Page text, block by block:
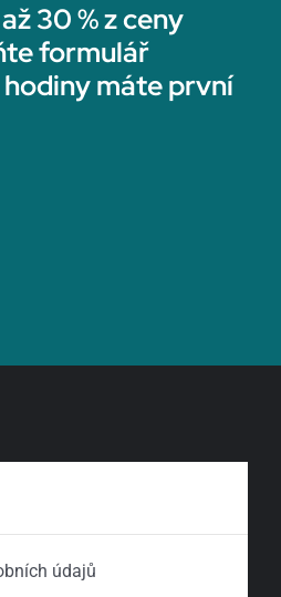
30 % z ceny
formulář
máte první
údajů